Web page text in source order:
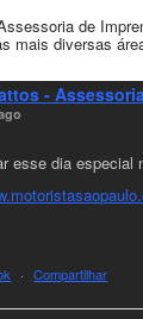
de
mais diversas
-
esse dia especial
· Compartilhar